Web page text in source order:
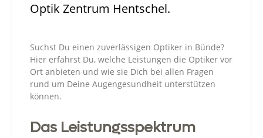
Optik Zentrum Hentschel.
Suchst Du einen zuverlässigen Optiker in Bünde?
Hier erfährst Du, welche Leistungen die Optiker vor
Ort anbieten und wie sie Dich bei allen Fragen
rund um Deine Augengesundheit unterstützen
können.
Das Leistungsspektrum